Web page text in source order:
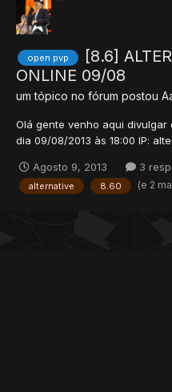
open pvp
[8.6]
ONLINE 09/08
um tópico no fórum postou
Olá gente venho aqui divulgar
dia 09/08/2013 às 18:00 IP:
semana (reinicia rapidamente
1min) Rates: Exp : 550 Skill : 150
Agosto 9, 2013 3
alternative 8.60 (e 2